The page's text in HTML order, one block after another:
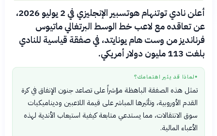
أعلن نادي توتنهام هوتسبير الإنجليزي في 2 يوليو 2026،
عن تعاقده مع لاعب خط الوسط البرتغالي ماتيوس
فرنانديز من وست هام يونايتد، في صفقة قياسية للنادي
بلغت 113 مليون دولار أمريكي.
● لماذا قد يثير اهتمامك؟
تمثل هذه الصفقة الباهظة مؤشراً على تصاعد جنون الإنفاق في كرة
القدم الأوروبية، وتأثيرها المباشر على قيمة اللاعبين وديناميكيات
سوق الانتقالات، مما يستدعي متابعة كيفية استيعاب الأندية لهذه
الأعباء المالية.